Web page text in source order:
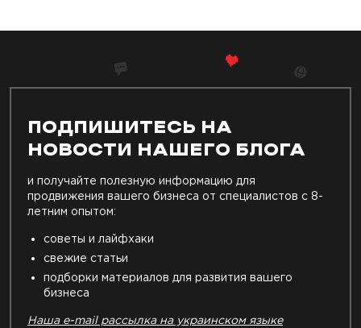
ПОДПИШИТЕСЬ НА
НОВОСТИ НАШЕГО БЛОГА
и получайте полезную информацию для
продвижения вашего бизнеса от специалистов с 8-
летним опытом:
советы и лайфхаки
свежие статьи
подборки материалов для развития вашего
бизнеса
Наша e-mail рассылка на украинском языке